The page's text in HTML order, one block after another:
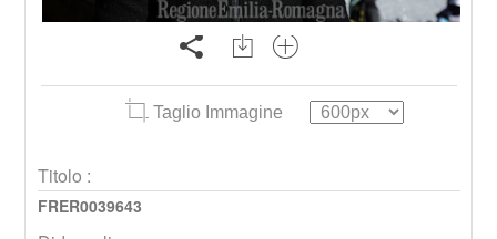
Taglio Immagine
Titolo :
FRER0039643